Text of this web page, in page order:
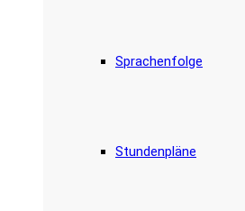
Sprachenfolge
Stundenpläne